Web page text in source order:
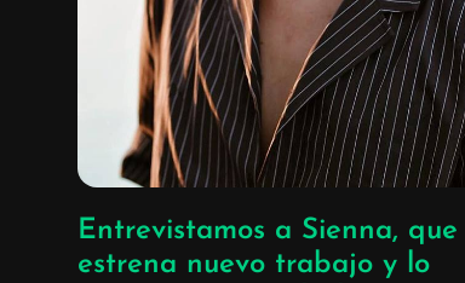
Entrevistamos a Sienna, que
estrena nuevo trabajo y lo